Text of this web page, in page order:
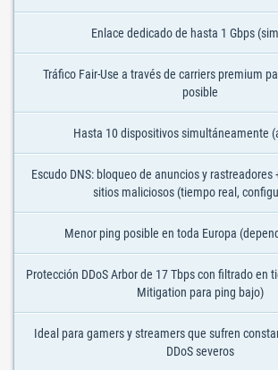
Enlace dedicado de hasta 1 Gbps
Tráfico Fair-Use a través de carriers premium
posible
Hasta 10 dispositivos simultáneamente
Escudo DNS: bloqueo de anuncios y rastreadores
sitios maliciosos (tiempo real,
Menor ping posible en toda Europa
Protección DDoS Arbor de 17 Tbps con filtrado en
Mitigation para ping bajo)
Ideal para gamers y streamers que sufren
DDoS severos